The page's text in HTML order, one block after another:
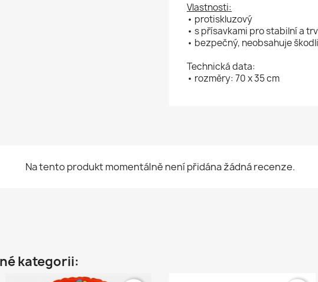
Vlastnosti:
• protiskluzový
• s přísavkami pro stabilní a
• bezpečný, neobsahuje
Technická data:
• rozměry: 70 x 35 cm
Na tento produkt momentálně není přidána žádná recenze.
kategorii: